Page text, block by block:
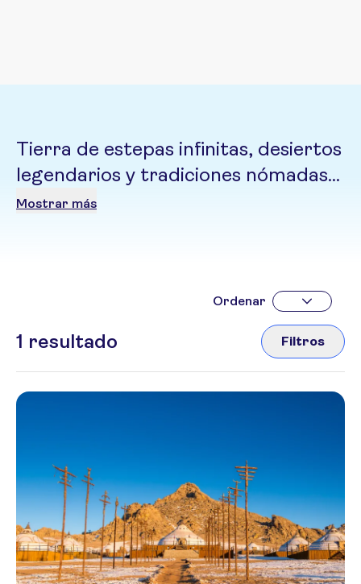
Tierra de estepas infinitas, desiertos
legendarios y tradiciones nómadas
que invitan a descubrir la esencia
Mostrar más
1 resultado
Ordenar
Filtros